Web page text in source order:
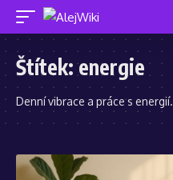
Štítek:energie
Denní vibrace a práce s energií.